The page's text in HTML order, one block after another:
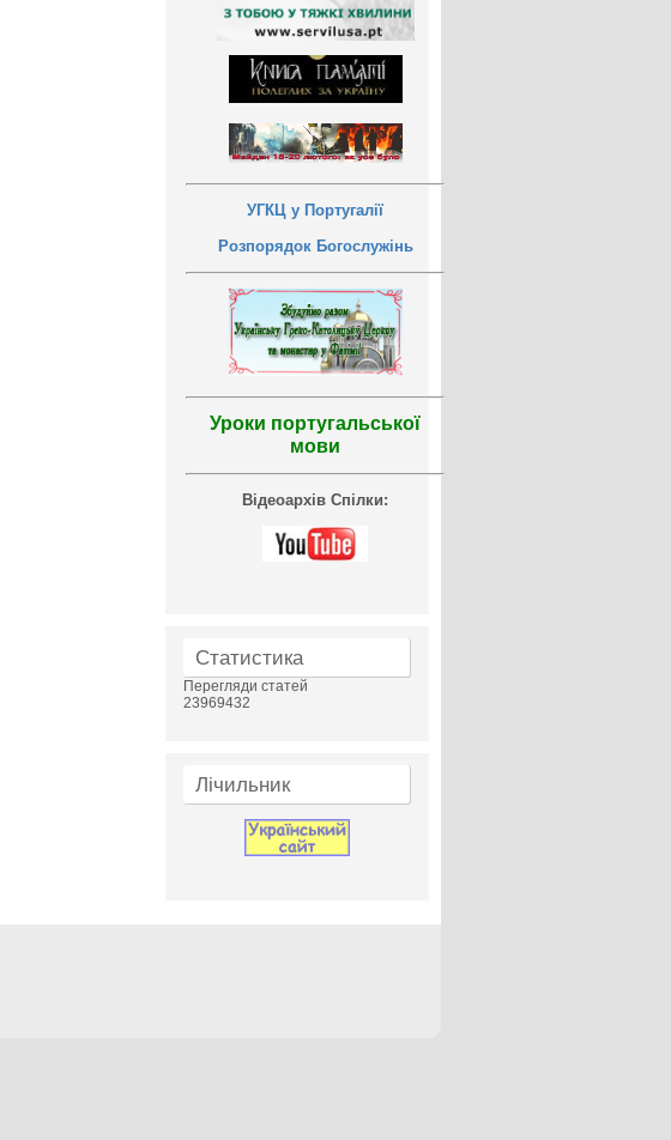
УГКЦ у Португалії
Розпорядок Богослужінь
Уроки португальської
мови
Відеоархів Спілки:
Статистика
Перегляди статей
23969432
Лічильник